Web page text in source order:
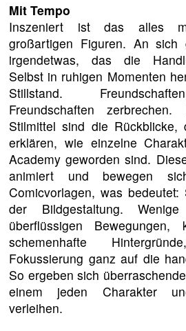
Mit Tempo
Inszeniert ist das alles
großartigen Figuren. An sich
irgendetwas, das die
Selbst in ruhigen Momenten
Stillstand.
Freundschaften
Stilmittel sind die Rückblicke,
erklären, wie einzelne
Academy geworden sind.
animiert und bewegen
Comicvorlagen, was
der Bildgestaltung.
überflüssigen
schemenhafte
Fokussierung ganz auf die
So ergeben sich
einem jeden Charakter
verleihen.